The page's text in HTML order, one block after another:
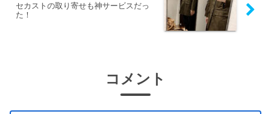
セカストの取り寄せも神サービスだっ
た！
コメント